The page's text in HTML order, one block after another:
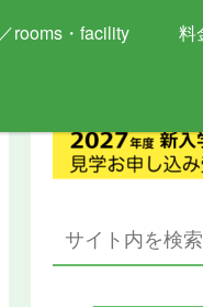
rooms・facility 料